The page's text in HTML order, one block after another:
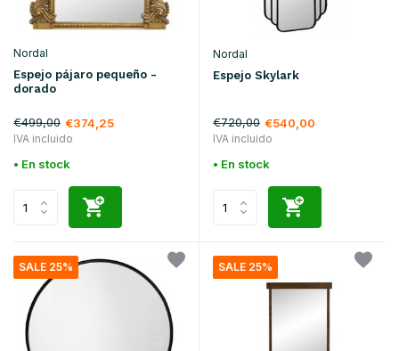
Nordal
Espejo pájaro pequeño -
dorado
€499,00 €374,25
IVA incluido
• En stock
Nordal
Espejo Skylark
€720,00 €540,00
IVA incluido
• En stock
SALE 25% SALE 25%